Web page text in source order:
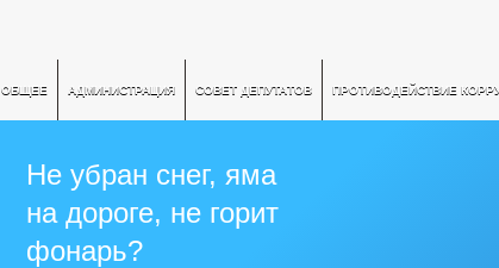
ОБЩЕЕ АДМИНИСТРАЦИЯ СОВЕТ ДЕПУТАТОВ ПРОТИВОДЕЙСТВИЕ
Не убран снег, яма
на дороге, не горит
фонарь?